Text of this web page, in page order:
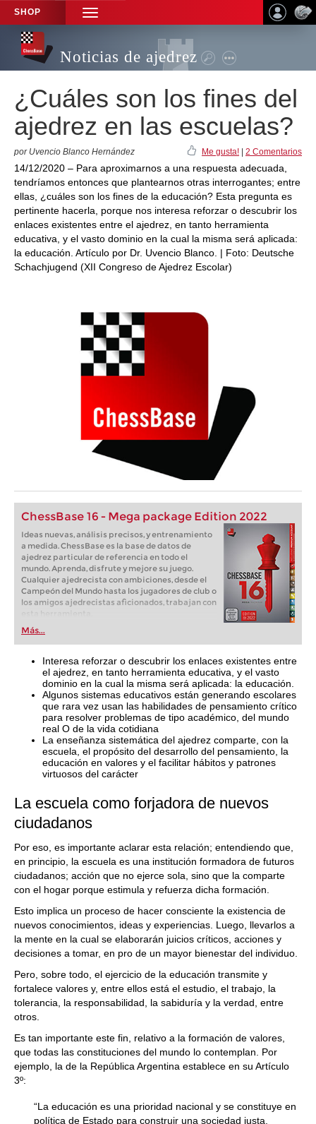
SHOP
TOGGLE
NAVIGATION
Noticias de ajedrez
¿Cuáles son los fines del
ajedrez en las escuelas?
por Uvencio Blanco Hernández Me gusta! 2 Comentarios
14/12/2020 – Para aproximarnos a una respuesta adecuada,
tendríamos entonces que plantearnos otras interrogantes; entre
ellas, ¿cuáles son los fines de la educación? Esta pregunta es
pertinente hacerla, porque nos interesa reforzar o descubrir los
enlaces existentes entre el ajedrez, en tanto herramienta
educativa, y el vasto dominio en la cual la misma será aplicada:
la educación. Artículo por Dr. Uvencio Blanco. | Foto: Deutsche
Schachjugend (XII Congreso de Ajedrez Escolar)
ChessBase 16 - Mega package Edition 2022
Ideas nuevas, análisis precisos, y entrenamiento
a medida. ChessBase es la base de datos de
ajedrez particular de referencia en todo el
mundo. Aprenda, disfrute y mejore su juego.
Cualquier ajedrecista con ambiciones, desde el
Campeón del Mundo hasta los jugadores de club o
los amigos ajedrecistas aficionados, trabajan con
Más...
Interesa reforzar o descubrir los enlaces existentes entre
el ajedrez, en tanto herramienta educativa, y el vasto
dominio en la cual la misma será aplicada: la educación.
Algunos sistemas educativos están generando escolares
que rara vez usan las habilidades de pensamiento crítico
para resolver problemas de tipo académico, del mundo
real O de la vida cotidiana
La enseñanza sistemática del ajedrez comparte, con la
escuela, el propósito del desarrollo del pensamiento, la
educación en valores y el facilitar hábitos y patrones
virtuosos del carácter
La escuela como forjadora de nuevos
ciudadanos
Por eso, es importante aclarar esta relación; entendiendo que,
en principio, la escuela es una institución formadora de futuros
ciudadanos; acción que no ejerce sola, sino que la comparte
con el hogar porque estimula y refuerza dicha formación.
Esto implica un proceso de hacer consciente la existencia de
nuevos conocimientos, ideas y experiencias. Luego, llevarlos a
la mente en la cual se elaborarán juicios críticos, acciones y
decisiones a tomar, en pro de un mayor bienestar del individuo.
Pero, sobre todo, el ejercicio de la educación transmite y
fortalece valores y, entre ellos está el estudio, el trabajo, la
tolerancia, la responsabilidad, la sabiduría y la verdad, entre
otros.
Es tan importante este fin, relativo a la formación de valores,
que todas las constituciones del mundo lo contemplan. Por
ejemplo, la de la República Argentina establece en su Artículo
3º:
“La educación es una prioridad nacional y se constituye en
política de Estado para construir una sociedad justa,